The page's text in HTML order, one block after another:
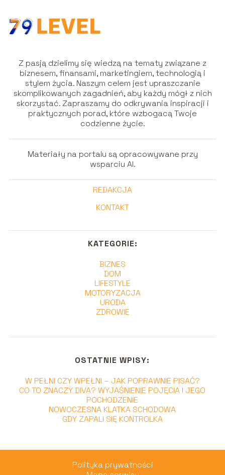
Z pasją dzielimy się wiedzą na tematy związane z
biznesem, finansami, marketingiem, technologią i
stylem życia. Naszym celem jest upraszczanie
skomplikowanych zagadnień, aby każdy mógł z nich
skorzystać. Zapraszamy do odkrywania inspiracji i
praktycznych porad, które wzbogacą Twoje
codzienne życie.
Materiały na portalu są opracowywane przy
wsparciu AI.
REDAKCJA
KONTAKT
KATEGORIE:
BIZNES
DOM
LIFESTYLE
MOTORYZACJA
URODA
ZDROWIE
OSTATNIE WPISY:
W PEŁNI CZY WPEŁNI – JAK POPRAWNIE PISAĆ?
CO TO ZNACZY DIVA? WYJAŚNIENIE POJĘCIA I JEGO
POCHODZENIE
NOWOCZESNA KLATKA SCHODOWA
GDY ZAPALI SIĘ KONTROLKA
Polityka prywatności